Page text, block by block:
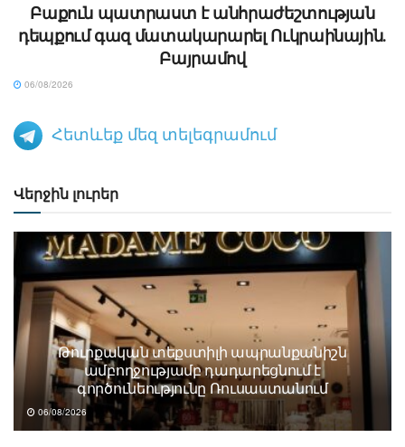
Բաքուն պատրաստ է անհրաժեշտության
դեպքում գազ մատակարարել Ուկրաինային․
Բայրամով
06/08/2026
Հետևեք մեզ տելեգրամում
Վերջին լուրեր
Թուրքական տեքստիլի ապրանքանիշն
ամբողջությամբ դադարեցնում է
գործունեությունը Ռուսաստանում
06/08/2026